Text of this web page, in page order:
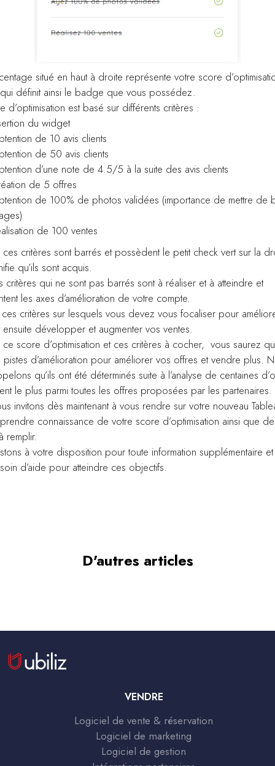
situé en haut à droite représente votre score
qui définit ainsi le badge que vous possédez.
d’optimisation est basé sur différents critères :
du widget
de 10 avis clients
de 50 avis clients
d’une note de 4.5/5 à la suite des avis clients
de 5 offres
de 100% de photos validées (importance de mettre de
de 100 ventes
critères sont barrés et possèdent le petit check vert sur la
qu’ils sont acquis.
critères qui ne sont pas barrés sont à réaliser et à atteindre et
les axes d’amélioration de votre compte.
critères sur lesquels vous devez vous focaliser pour
développer et augmenter vos ventes.
score d’optimisation et ces critères à cocher, vous saurez
pistes d’amélioration pour améliorer vos offres et vendre plus.
qu’ils ont été déterminés suite à l’analyse de centaines
le plus parmi toutes les offres proposées par les partenaires.
invitons dès maintenant à vous rendre sur votre nouveau
connaissance de votre score d’optimisation ainsi que
remplir.
à votre disposition pour toute information supplémentaire
d’aide pour atteindre ces objectifs.
D'autres articles
VENDRE
Logiciel de vente & réservation
Logiciel de marketing
Logiciel de gestion